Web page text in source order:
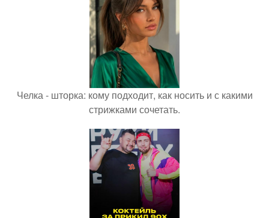
Челка - шторка: кому подходит, как носить и с какими
стрижками сочетать.